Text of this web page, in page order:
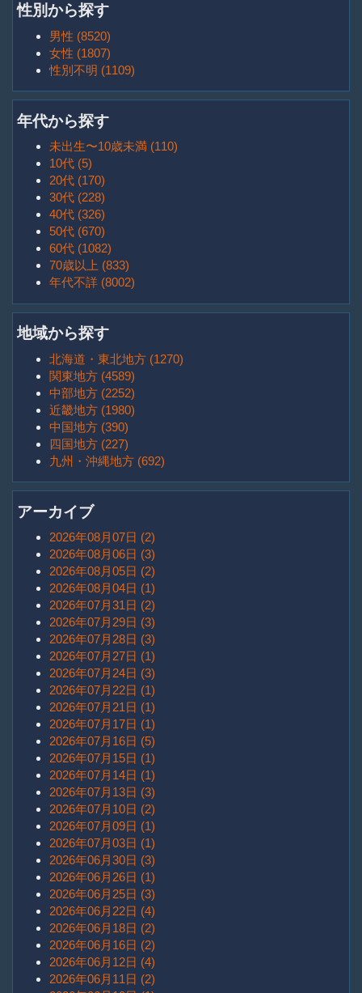
性別から探す
男性 (8520)
女性 (1807)
性別不明 (1109)
年代から探す
未出生〜10歳未満 (110)
10代 (5)
20代 (170)
30代 (228)
40代 (326)
50代 (670)
60代 (1082)
70歳以上 (833)
年代不詳 (8002)
地域から探す
北海道・東北地方 (1270)
関東地方 (4589)
中部地方 (2252)
近畿地方 (1980)
中国地方 (390)
四国地方 (227)
九州・沖縄地方 (692)
アーカイブ
2026年08月07日 (2)
2026年08月06日 (3)
2026年08月05日 (2)
2026年08月04日 (1)
2026年07月31日 (2)
2026年07月29日 (3)
2026年07月28日 (3)
2026年07月27日 (1)
2026年07月24日 (3)
2026年07月22日 (1)
2026年07月21日 (1)
2026年07月17日 (1)
2026年07月16日 (5)
2026年07月15日 (1)
2026年07月14日 (1)
2026年07月13日 (3)
2026年07月10日 (2)
2026年07月09日 (1)
2026年07月03日 (1)
2026年06月30日 (3)
2026年06月26日 (1)
2026年06月25日 (3)
2026年06月22日 (4)
2026年06月18日 (2)
2026年06月16日 (2)
2026年06月12日 (4)
2026年06月11日 (2)